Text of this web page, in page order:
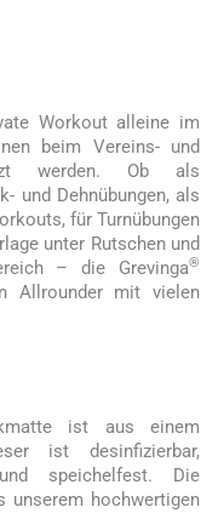
Workout alleine im
beim Vereins- und
werden. Ob als
und Dehnübungen, als
für Turnübungen
unter Rutschen und
– die Grevinga®
Allrounder mit vielen
ist aus einem
ist desinfizierbar,
speichelfest. Die
unserem hochwertigen